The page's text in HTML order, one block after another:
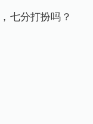
七分打扮吗？